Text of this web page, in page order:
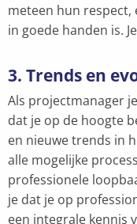
meteen hun
in goede handen is.
3. Trends en
Als projectmanager
dat je op de hoogte
en nieuwe trends in
alle mogelijke
professionele
je dat je op
een integrale kennis